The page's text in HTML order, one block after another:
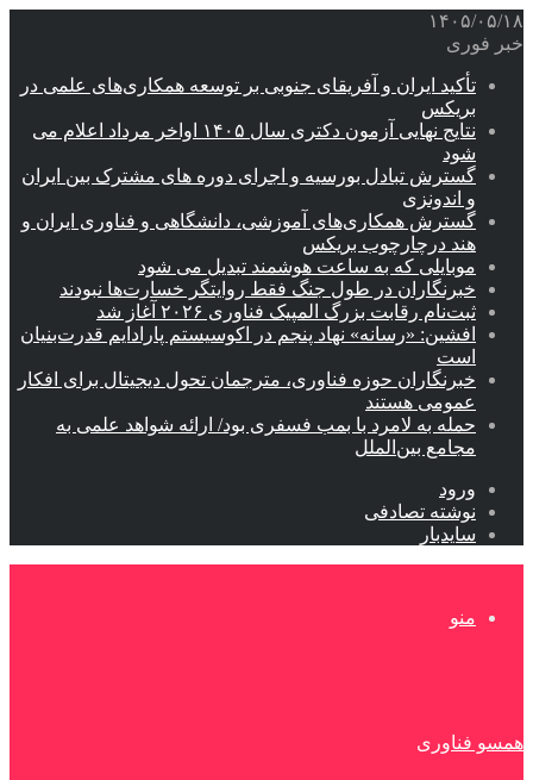
۱۴۰۵/۰۵/۱۸
خبر فوری
تأکید ایران و آفریقای جنوبی بر توسعه همکاری‌های علمی در
بریکس
نتایج نهایی آزمون دکتری سال ۱۴۰۵ اواخر مرداد اعلام می
شود
گسترش تبادل بورسیه و اجرای دوره های مشترک بین ایران
و اندونزی
گسترش همکاری‌های آموزشی، دانشگاهی و فناوری ایران و
هند درچارچوب بریکس
موبایلی که به ساعت هوشمند تبدیل می شود
خبرنگاران در طول جنگ فقط روایتگر خسارت‌ها نبودند
ثبت‌نام رقابت بزرگ المپیک فناوری ۲۰۲۶ آغاز شد
افشین: «رسانه» نهاد پنجم در اکوسیستم پارادایم قدرت‌بنیان
است
خبرنگاران حوزه فناوری، مترجمان تحول دیجیتال برای افکار
عمومی هستند
حمله به لامرد با بمب فسفری بود/ ارائه شواهد علمی به
مجامع بین‌الملل
ورود
نوشته تصادفی
سایدبار
منو
همسو فناوری